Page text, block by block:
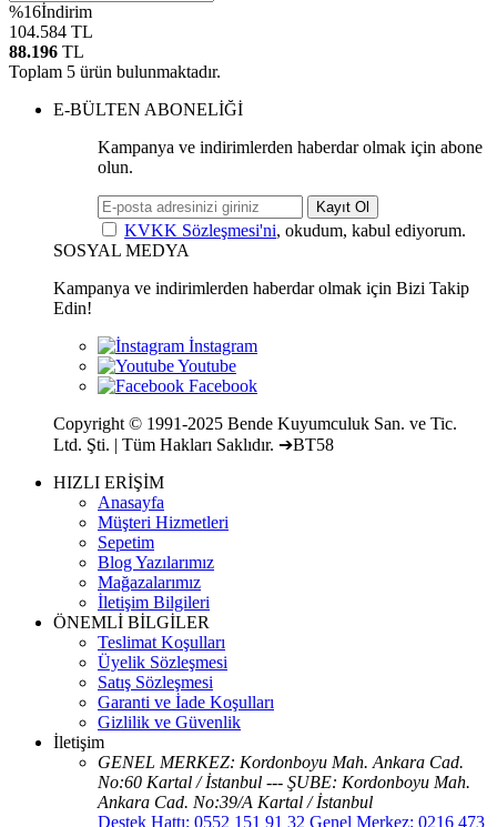
%16İndirim
104.584 TL
88.196 TL
Toplam 5 ürün bulunmaktadır.
E-BÜLTEN ABONELİĞİ
Kampanya ve indirimlerden haberdar olmak için abone
olun.
Kayıt Ol
KVKK Sözleşmesi'ni, okudum, kabul ediyorum.
SOSYAL MEDYA
Kampanya ve indirimlerden haberdar olmak için Bizi Takip
Edin!
Copyright © 1991-2025 Bende Kuyumculuk San. ve Tic.
Ltd. Şti. | Tüm Hakları Saklıdır. ➔BT58
HIZLI ERİŞİM
Anasayfa
Müşteri Hizmetleri
Sepetim
Blog Yazılarımız
Mağazalarımız
İletişim Bilgileri
ÖNEMLİ BİLGİLER
Teslimat Koşulları
Üyelik Sözleşmesi
Satış Sözleşmesi
Garanti ve İade Koşulları
Gizlilik ve Güvenlik
İletişim
GENEL MERKEZ: Kordonboyu Mah. Ankara Cad.
No:60 Kartal / İstanbul --- ŞUBE: Kordonboyu Mah.
Ankara Cad. No:39/A Kartal / İstanbul
Destek Hattı: 0552 151 91 32 Genel Merkez: 0216 473